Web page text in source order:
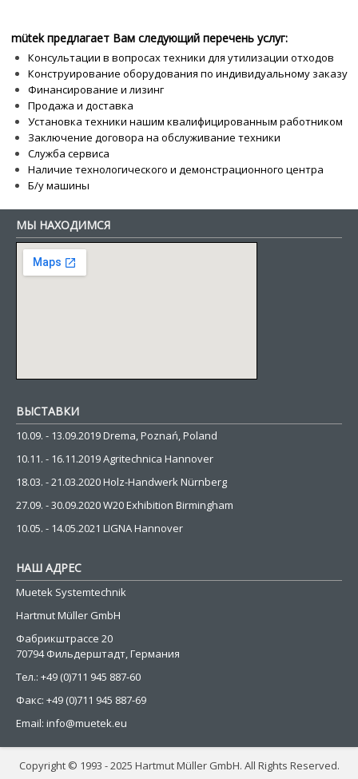
mütek предлагает Вам следующий перечень услуг:
Консультации в вопросах техники для утилизации отходов
Конструирование оборудования по индивидуальному заказу
Финансирование и лизинг
Продажа и доставка
Установка техники нашим квалифицированным работником
Заключение договора на обслуживание техники
Служба сервиса
Наличие технологического и демонстрационного центра
Б/у машины
МЫ НАХОДИМСЯ
ВЫСТАВКИ
10.09. - 13.09.2019 Drema, Poznań, Poland
10.11. - 16.11.2019 Agritechnica Hannover
18.03. - 21.03.2020 Holz-Handwerk Nürnberg
27.09. - 30.09.2020 W20 Exhibition Birmingham
10.05. - 14.05.2021 LIGNA Hannover
НАШ АДРЕС
Muetek Systemtechnik
Hartmut Müller GmbH
Фабрикштрассе 20
70794 Фильдерштадт, Германия
Тел.: +49 (0)711 945 887-60
Факс: +49 (0)711 945 887-69
Email: info@muetek.eu
Copyright © 1993 - 2025 Hartmut Müller GmbH. All Rights Reserved.